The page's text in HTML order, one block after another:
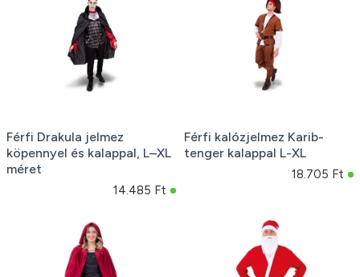
Férfi Drakula jelmez
köpennyel és kalappal, L–XL
méret
14.485 Ft
Férfi kalózjelmez Karib-
tenger kalappal L-XL
18.705 Ft